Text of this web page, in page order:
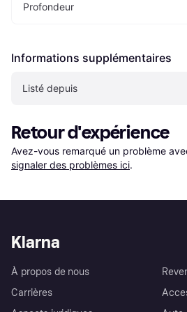
Profondeur
Informations supplémentaires
Listé depuis
Retour d'expérience
Avez-vous remarqué un problème
signaler des problèmes ici.
Klarna
À propos de nous
Carrières